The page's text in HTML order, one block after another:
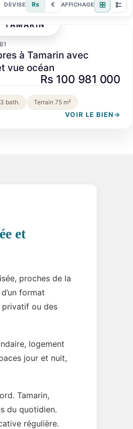
DEVISE Rs € AFFICHAGE
TAMARIN
à Tamarin avec
vue océan
Rs 100 981 000
3 bath. Terrain 75 m²
VOIR LE BIEN→
et
proches de la
format
privatif ou des
logement
jour et nuit,
Tamarin,
du quotidien.
régulière.